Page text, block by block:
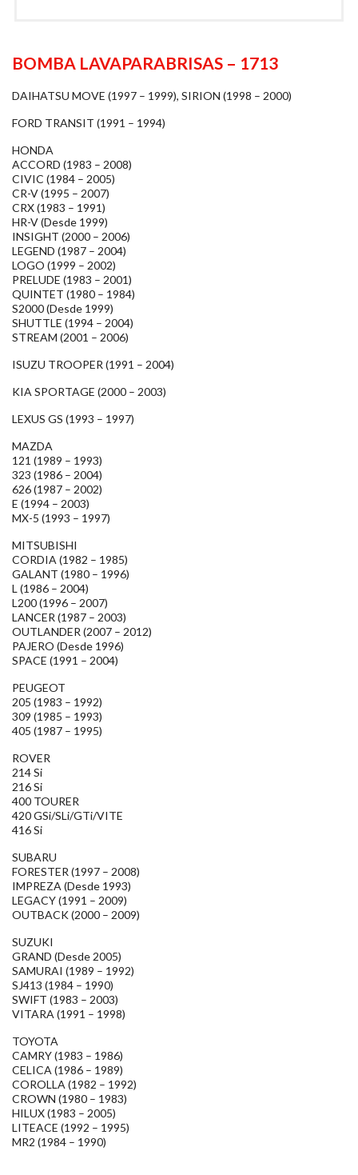
BOMBA LAVAPARABRISAS – 1713
DAIHATSU MOVE (1997 – 1999), SIRION (1998 – 2000)
FORD TRANSIT (1991 – 1994)
HONDA
ACCORD (1983 – 2008)
CIVIC (1984 – 2005)
CR-V (1995 – 2007)
CRX (1983 – 1991)
HR-V (Desde 1999)
INSIGHT (2000 – 2006)
LEGEND (1987 – 2004)
LOGO (1999 – 2002)
PRELUDE (1983 – 2001)
QUINTET (1980 – 1984)
S2000 (Desde 1999)
SHUTTLE (1994 – 2004)
STREAM (2001 – 2006)
ISUZU TROOPER (1991 – 2004)
KIA SPORTAGE (2000 – 2003)
LEXUS GS (1993 – 1997)
MAZDA
121 (1989 – 1993)
323 (1986 – 2004)
626 (1987 – 2002)
E (1994 – 2003)
MX-5 (1993 – 1997)
MITSUBISHI
CORDIA (1982 – 1985)
GALANT (1980 – 1996)
L (1986 – 2004)
L200 (1996 – 2007)
LANCER (1987 – 2003)
OUTLANDER (2007 – 2012)
PAJERO (Desde 1996)
SPACE (1991 – 2004)
PEUGEOT
205 (1983 – 1992)
309 (1985 – 1993)
405 (1987 – 1995)
ROVER
214 Si
216 Si
400 TOURER
420 GSi/SLi/GTi/VITE
416 Si
SUBARU
FORESTER (1997 – 2008)
IMPREZA (Desde 1993)
LEGACY (1991 – 2009)
OUTBACK (2000 – 2009)
SUZUKI
GRAND (Desde 2005)
SAMURAI (1989 – 1992)
SJ413 (1984 – 1990)
SWIFT (1983 – 2003)
VITARA (1991 – 1998)
TOYOTA
CAMRY (1983 – 1986)
CELICA (1986 – 1989)
COROLLA (1982 – 1992)
CROWN (1980 – 1983)
HILUX (1983 – 2005)
LITEACE (1992 – 1995)
MR2 (1984 – 1990)